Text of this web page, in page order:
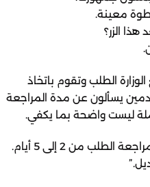
معينة.
الزر؟
الطلب وتقوم باتخاذ
يسألون عن مدة المراجعة
ليست واضحة بما يكفي.
الصياغة الأفضل تصبح: “تستغرق مراجعة الطلب من 2 إلى 5 أيام.